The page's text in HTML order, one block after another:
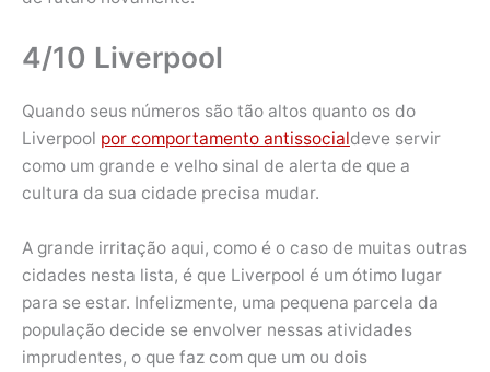
4/10 Liverpool
Quando seus números são tão altos quanto os do
Liverpool por comportamento antissocialdeve servir
como um grande e velho sinal de alerta de que a
cultura da sua cidade precisa mudar.
A grande irritação aqui, como é o caso de muitas outras
cidades nesta lista, é que Liverpool é um ótimo lugar
para se estar. Infelizmente, uma pequena parcela da
população decide se envolver nessas atividades
imprudentes, o que faz com que um ou dois